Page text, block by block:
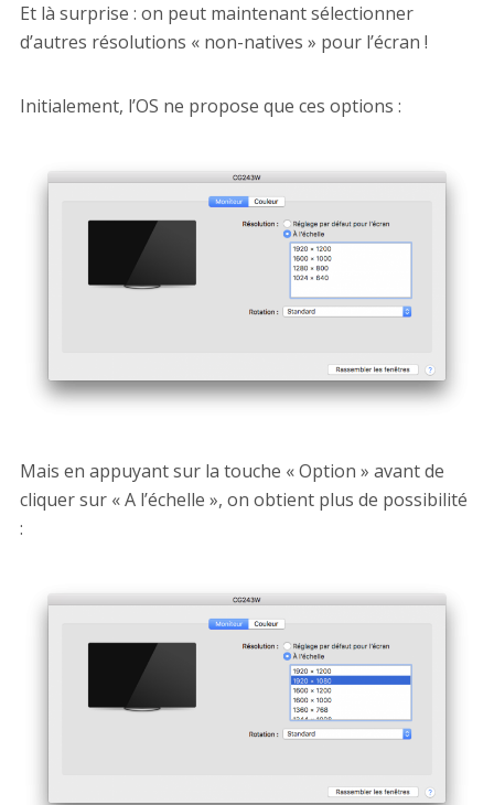
Et là surprise : on peut maintenant sélectionner
d’autres résolutions « non-natives » pour l’écran !
Initialement, l’OS ne propose que ces options :
Mais en appuyant sur la touche « Option » avant de
cliquer sur « A l’échelle », on obtient plus de possibilité
: